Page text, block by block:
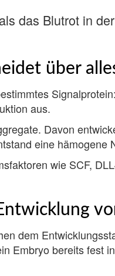
das Blutrot in
über
aus.
Davon
eine
wie SCF,
dem
Embryo bereits fest